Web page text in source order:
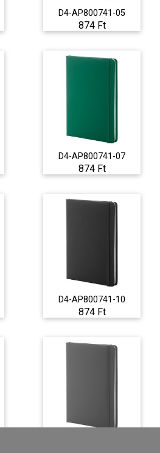
D4-AP800741-05
874 Ft
D4-AP800741-07
874 Ft
D4-AP800741-10
874 Ft